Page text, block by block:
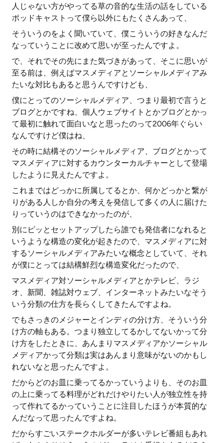
人じゃない方がやってる草の音的な生活の話をしている
ポッドキャストって僕ら以外にもたくさんあって、
そういうのをよく聞いていて、僕こういうの好きなんだ
なっていうことに改めて思いが至ったんですよ。
で、それでその先にまた気づきがあって、そこに思いが
至る前は、例えばマスメディアとソーシャルメディアみ
たいな対比もあると思うんですけども、
僕にとってのソーシャルメディア、つまり最初で言うと
ブログとかですね、個人ウェブサイトとかブログとかっ
て最初に触れて面白いなと思ったのって2006年ぐらい
なんですけど僕はね、
その時に結構そのソーシャルメディア、ブログとかって
マスメディアに対するカウンターカルチャーとして登場
したように見えたんですよ。
これまではどっかに所属してるとか、何かどっかと繋が
りがある人しか自分の考えを発信して多くの人に届けた
りっていうのはできなかったのが、
別にピッとセットアップしたら誰でも発信者になれると
いうような構造の変化が起きたので、マスメディアに対
するソーシャルメディアみたいな概念としていて、それ
が僕にとっては結構鮮烈な構造変化だったので、
マスメディア対ソーシャルメディアとかテレビ、ラジ
オ、新聞、雑誌対ウェブ、インターネットみたいなそう
いう分類の仕方を長らくしてきたんですよね。
でもさっきのメジャーとインディの分け方、そういう分
け方の軸もある。つまり独立してるかしてないかって分
け方をしたときに、あんまりマスメディアかソーシャル
メディアかって分類は実はあんまり意味がないのかもし
れないなと思ったんですよ。
だからどのお皿に乗ってるかっていうよりも、そのお皿
の上に乗ってる料理がどれだけやりたい人が独立性を持
って作れてるかっていうことに注目したほうが本質的な
んだなって思ったんですよね。
だからすごいステークホルダーが多いテレビ番組もあれ